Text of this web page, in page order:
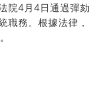
院4月4日通過彈劾
職務。根據法律，